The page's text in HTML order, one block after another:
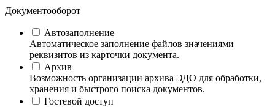
Документооборот
Автозаполнение
Автоматическое заполнение файлов значениями
реквизитов из карточки документа.
Архив
Возможность организации архива ЭДО для обработки,
хранения и быстрого поиска документов.
Гостевой доступ